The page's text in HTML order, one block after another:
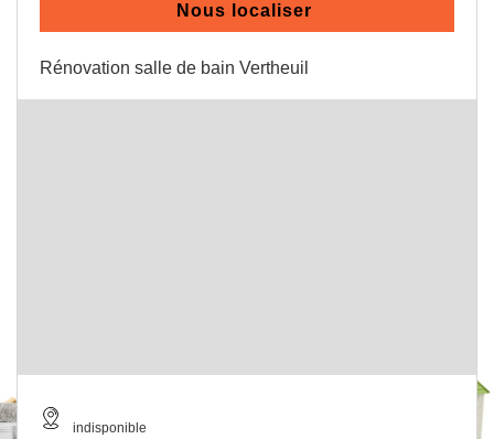
Nous localiser
Rénovation salle de bain Vertheuil
indisponible